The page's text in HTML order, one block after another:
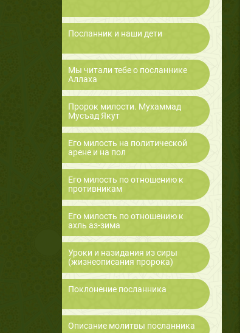
Посланник и наши дети
Мы читали тебе о посланнике
Аллаха
Пророк милости. Мухаммад
Мусъад Якут
Его милость на политической
арене и на пол
Его милость по отношению к
противникам
Его милость по отношению к
ахль аз-зима
Уроки и назидания из сиры
(жизнеописания пророка)
Поклонение посланника
Описание молитвы посланника